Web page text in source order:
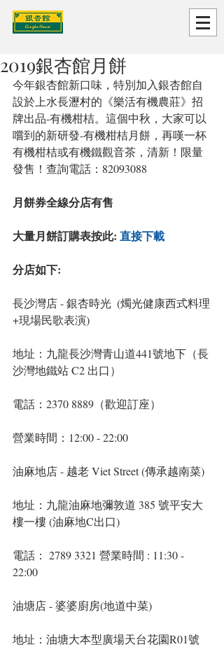
2019銀杏館月餅
今年銀杏館新口味，特別加入銀杏館自
設於上水長瀝村的《樂活有機農莊》招
牌出品-有機柑桔。這個中秋，大家可以
嚐到的新研發-有機柑桔月餅，再嘆一杯
有機柑桔或有機鐵觀音茶，清新！限量
發售！查詢電話：82093088
月餅券全線分店有售
大量月餅訂購表按此: 直接下載
分店如下:
長沙灣店 - 銀杏時光  (燭光健康西式料理
+現場民歌表演)
地址：九龍長沙灣青山道441號地下（長
沙灣地鐵站 C2 出口）
電話：2370 8889（歡迎訂座）
營業時間：12:00 - 22:00
油麻地店 - 越老 Viet Street (傳承越南菜)
地址：九龍油麻地彌敦道 385 號平安大
樓一樓 (油麻地C出口)
電話： 2789 3321 營業時間 : 11:30 -
22:00
油塘店 - 婆婆廚房(地道中菜)
地址：油塘大本型廣場天台花園R01號